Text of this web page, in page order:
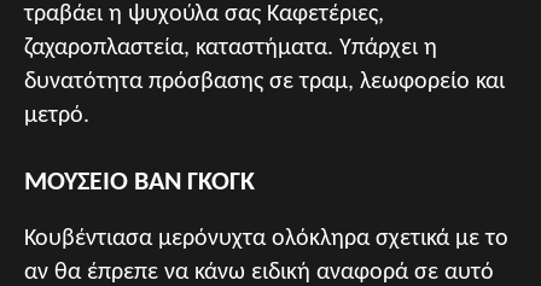
τραβάει η ψυχούλα σας Καφετέριες,
ζαχαροπλαστεία, καταστήματα. Υπάρχει η
δυνατότητα πρόσβασης σε τραμ, λεωφορείο και
μετρό.
ΜΟΥΣΕΙΟ ΒΑΝ ΓΚΟΓΚ
Κουβέντιασα μερόνυχτα ολόκληρα σχετικά με το
αν θα έπρεπε να κάνω ειδική αναφορά σε αυτό